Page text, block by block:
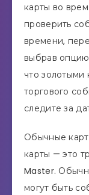
карты во
проверить
времени,
выбрав
что золотыми
торгового
следите за
Обычные
карты — это
Master.
могут быть